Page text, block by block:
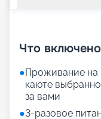
Что
●Проживание на
каюте
за вами
●3-разовое